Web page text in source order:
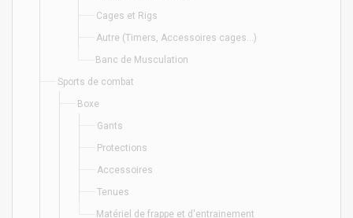
Cages et Rigs
Autre (Timers, Accessoires cages...)
Banc de Musculation
Sports de combat
Boxe
Gants
Protections
Accessoires
Tenues
Matériel de frappe et d'entrainement